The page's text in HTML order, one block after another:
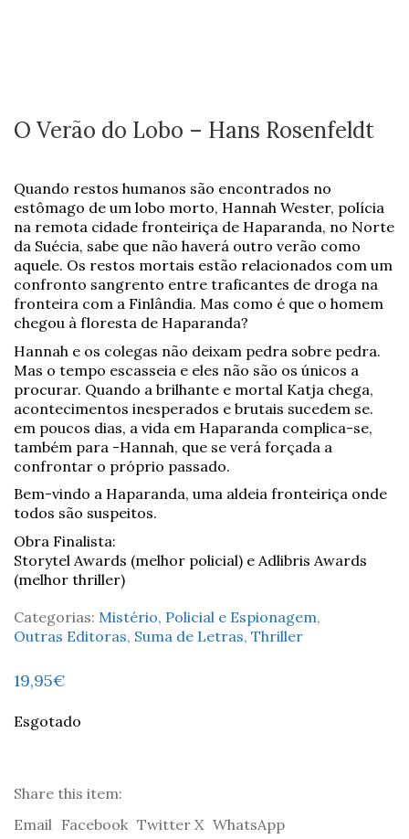
O Verão do Lobo – Hans Rosenfeldt
Quando restos humanos são encontrados no
estômago de um lobo morto, Hannah Wester, polícia
na remota cidade fronteiriça de Haparanda, no Norte
da Suécia, sabe que não haverá outro verão como
aquele. Os restos mortais estão relacionados com um
confronto sangrento entre traficantes de droga na
fronteira com a Finlândia. Mas como é que o homem
chegou à floresta de Haparanda?
Hannah e os colegas não deixam pedra sobre pedra.
Mas o tempo escasseia e eles não são os únicos a
procurar. Quando a brilhante e mortal Katja chega,
acontecimentos inesperados e brutais sucedem se.
em poucos dias, a vida em Haparanda complica-se,
também para -Hannah, que se verá forçada a
confrontar o próprio passado.
Bem-vindo a Haparanda, uma aldeia fronteiriça onde
todos são suspeitos.
Obra Finalista:
Storytel Awards (melhor policial) e Adlibris Awards
(melhor thriller)
Categorias: Mistério, Policial e Espionagem,
Outras Editoras, Suma de Letras, Thriller
19,95€
Esgotado
Share this item:
Email Facebook Twitter X WhatsApp